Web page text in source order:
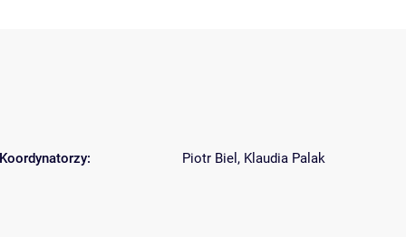
Koordynatorzy: Piotr Biel , Klaudia Palak